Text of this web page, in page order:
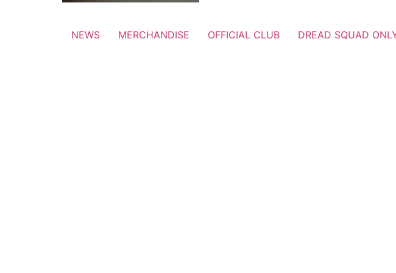
NEWS MERCHANDISE OFFICIAL CLUB DREAD SQUAD